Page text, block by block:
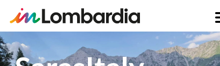
Salta
al